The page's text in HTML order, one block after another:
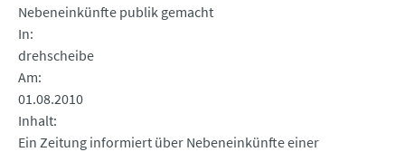
Nebeneinkünfte publik gemacht
In
drehscheibe
Am
01.08.2010
Inhalt
Ein Zeitung informiert über Nebeneinkünfte einer